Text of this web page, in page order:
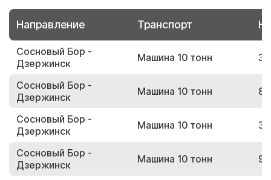
Направление Транспорт
Сосновый Бор -
Дзержинск
Машина 10 тонн
Сосновый Бор -
Дзержинск
Машина 10 тонн
Сосновый Бор -
Дзержинск
Машина 10 тонн
Сосновый Бор -
Дзержинск
Машина 10 тонн